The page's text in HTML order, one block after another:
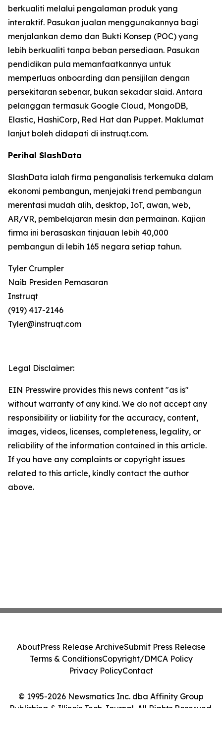
berkualiti melalui pengalaman produk yang
interaktif. Pasukan jualan menggunakannya bagi
menjalankan demo dan Bukti Konsep (POC) yang
lebih berkualiti tanpa beban persediaan. Pasukan
pendidikan pula memanfaatkannya untuk
memperluas onboarding dan pensijilan dengan
persekitaran sebenar, bukan sekadar slaid. Antara
pelanggan termasuk Google Cloud, MongoDB,
Elastic, HashiCorp, Red Hat dan Puppet. Maklumat
lanjut boleh didapati di instruqt.com.
Perihal SlashData
SlashData ialah firma penganalisis terkemuka dalam
ekonomi pembangun, menjejaki trend pembangun
merentasi mudah alih, desktop, IoT, awan, web,
AR/VR, pembelajaran mesin dan permainan. Kajian
firma ini berasaskan tinjauan lebih 40,000
pembangun di lebih 165 negara setiap tahun.
Tyler Crumpler
Naib Presiden Pemasaran
Instruqt
(919) 417-2146
Tyler@instruqt.com
Legal Disclaimer:
EIN Presswire provides this news content "as is"
without warranty of any kind. We do not accept any
responsibility or liability for the accuracy, content,
images, videos, licenses, completeness, legality, or
reliability of the information contained in this article.
If you have any complaints or copyright issues
related to this article, kindly contact the author
above.
© 1995-2026 Newsmatics Inc. dba Affinity Group
Publishing & Illinois Tech Journal. All Rights Reserved.
AboutPress Release ArchiveSubmit Press Release
Terms & ConditionsCopyright/DMCA Policy
Privacy PolicyContact